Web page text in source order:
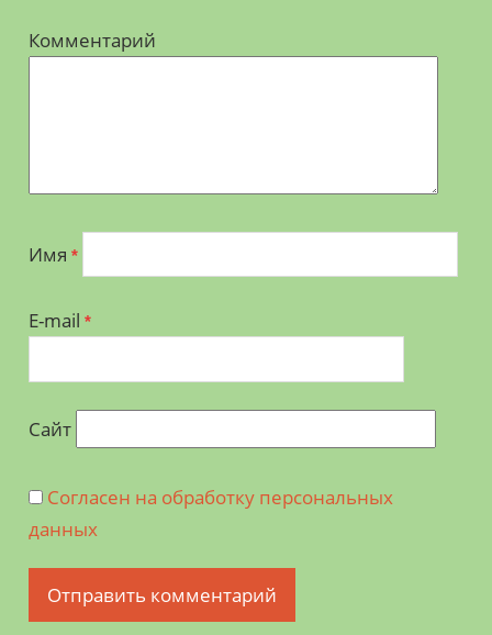
Комментарий
Имя *
E-mail *
Сайт
Согласен на обработку персональных
данных